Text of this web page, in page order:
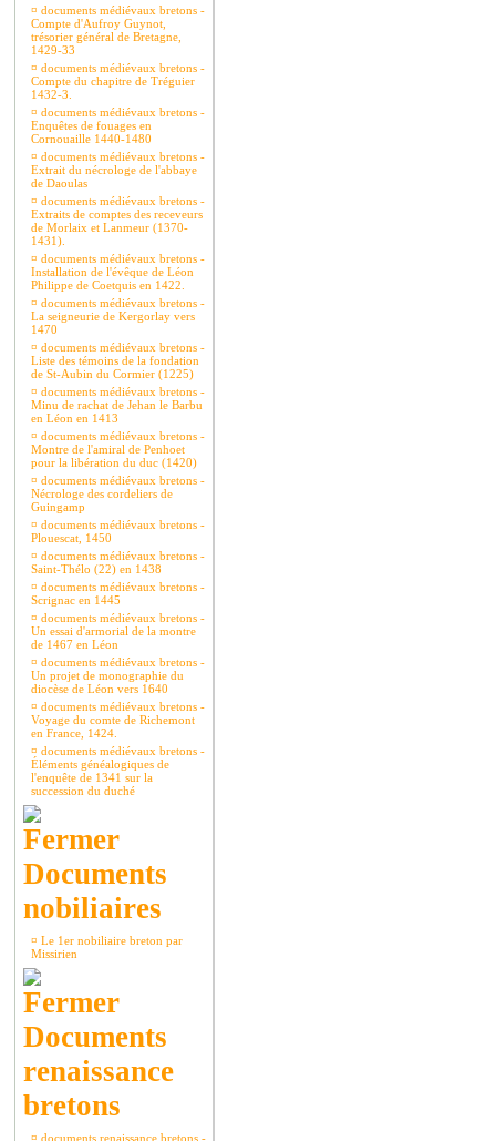
¤ documents médiévaux bretons -
Compte d'Aufroy Guynot,
trésorier général de Bretagne,
1429-33
¤ documents médiévaux bretons -
Compte du chapitre de Tréguier
1432-3.
¤ documents médiévaux bretons -
Enquêtes de fouages en
Cornouaille 1440-1480
¤ documents médiévaux bretons -
Extrait du nécrologe de l'abbaye
de Daoulas
¤ documents médiévaux bretons -
Extraits de comptes des receveurs
de Morlaix et Lanmeur (1370-
1431).
¤ documents médiévaux bretons -
Installation de l'évêque de Léon
Philippe de Coetquis en 1422.
¤ documents médiévaux bretons -
La seigneurie de Kergorlay vers
1470
¤ documents médiévaux bretons -
Liste des témoins de la fondation
de St-Aubin du Cormier (1225)
¤ documents médiévaux bretons -
Minu de rachat de Jehan le Barbu
en Léon en 1413
¤ documents médiévaux bretons -
Montre de l'amiral de Penhoet
pour la libération du duc (1420)
¤ documents médiévaux bretons -
Nécrologe des cordeliers de
Guingamp
¤ documents médiévaux bretons -
Plouescat, 1450
¤ documents médiévaux bretons -
Saint-Thélo (22) en 1438
¤ documents médiévaux bretons -
Scrignac en 1445
¤ documents médiévaux bretons -
Un essai d'armorial de la montre
de 1467 en Léon
¤ documents médiévaux bretons -
Un projet de monographie du
diocèse de Léon vers 1640
¤ documents médiévaux bretons -
Voyage du comte de Richemont
en France, 1424.
¤ documents médiévaux bretons -
Éléments généalogiques de
l'enquête de 1341 sur la
succession du duché
Documents
nobiliaires
¤ Le 1er nobiliaire breton par
Missirien
Documents
renaissance
bretons
¤ documents renaissance bretons -